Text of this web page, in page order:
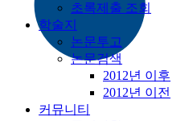
초록제출 조회
학술지
논문투고
논문검색
2012년 이후
2012년 이전
커뮤니티